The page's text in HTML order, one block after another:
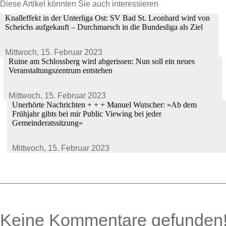
Diese Artikel könnten Sie auch interessieren
Knalleffekt in der Unterliga Ost: SV Bad St. Leonhard wird von
Scheichs aufgekauft – Durchmarsch in die Bundesliga als Ziel
Mittwoch, 15. Februar 2023
Ruine am Schlossberg wird abgerissen: Nun soll ein neues
Veranstaltungszentrum entstehen
Mittwoch, 15. Februar 2023
Unerhörte Nachrichten + + + Manuel Wutscher: »Ab dem
Frühjahr gibts bei mir Public Viewing bei jeder
Gemeinderatssitzung«
Mittwoch, 15. Februar 2023
Keine Kommentare gefunden!